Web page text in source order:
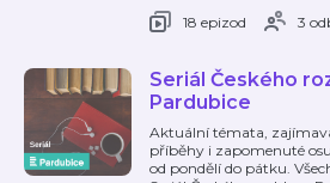
18 epizod
3
Seriál Českého
Pardubice
Aktuální témata,
příběhy i zapomenuté
od pondělí do pátku.